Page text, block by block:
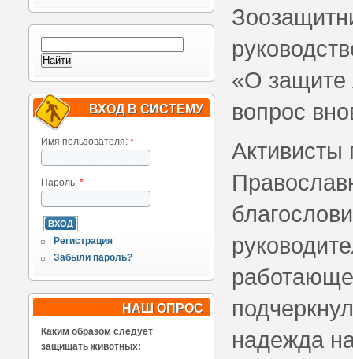
ВХОД В СИСТЕМУ
Имя пользователя: *
Пароль: *
Регистрация
Забыли пароль?
НАШ ОПРОС
Каким образом следует
защищать животных:
«О защите
вопрос
Активисты
надежда